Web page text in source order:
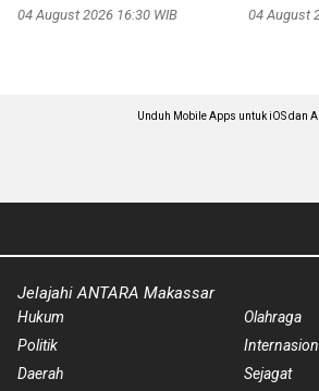
04 August 2026 16:30 WIB 04 August
Unduh Mobile Apps untuk iOS dan
Jelajahi ANTARA Makassar
Hukum
Politik
Daerah
Olahraga
Sejagat